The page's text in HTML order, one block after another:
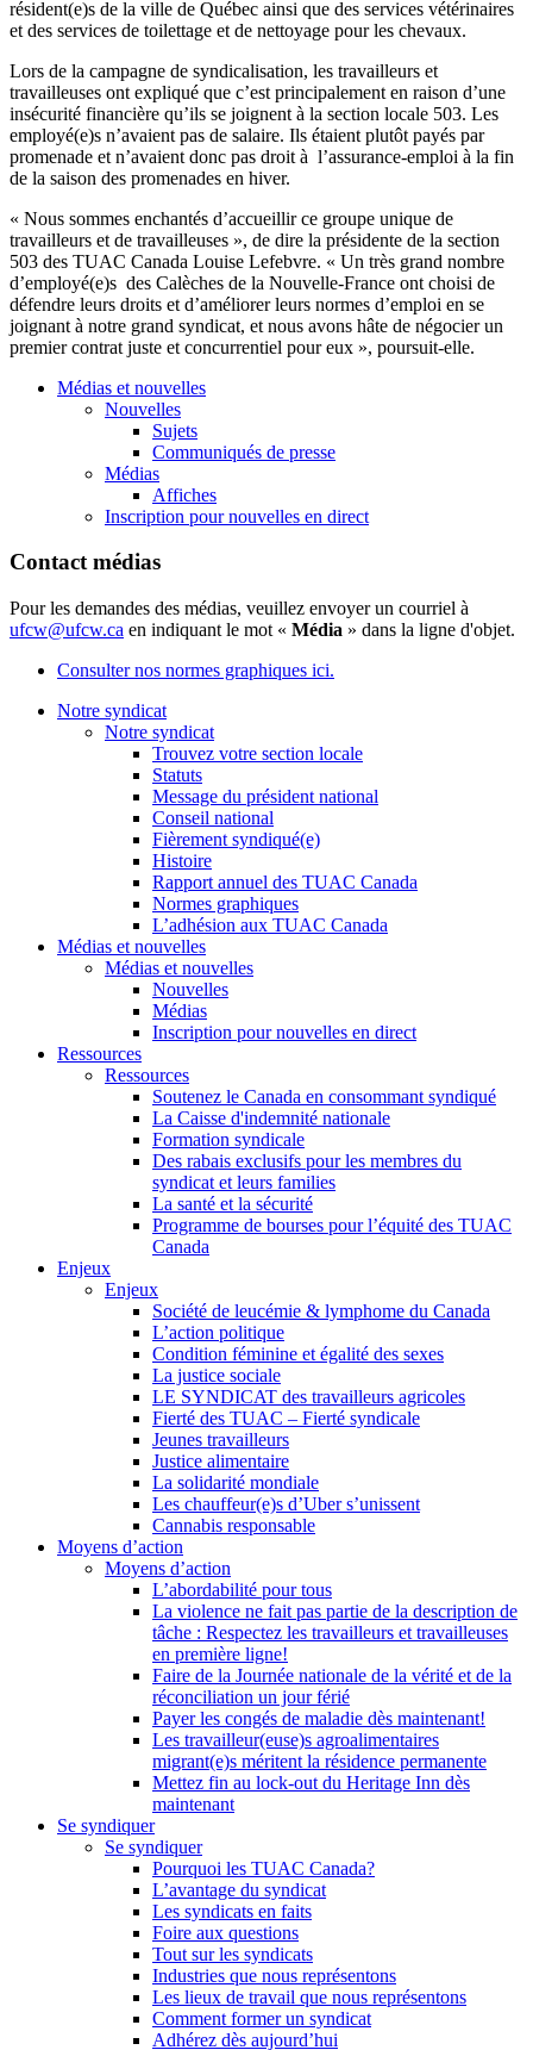
résident(e)s de la ville de Québec ainsi que des services vétérinaires
et des services de toilettage et de nettoyage pour les chevaux.
Lors de la campagne de syndicalisation, les travailleurs et
travailleuses ont expliqué que c’est principalement en raison d’une
insécurité financière qu’ils se joignent à la section locale 503. Les
employé(e)s n’avaient pas de salaire. Ils étaient plutôt payés par
promenade et n’avaient donc pas droit à l’assurance-emploi à la fin
de la saison des promenades en hiver.
« Nous sommes enchantés d’accueillir ce groupe unique de
travailleurs et de travailleuses », de dire la présidente de la section
503 des TUAC Canada Louise Lefebvre. « Un très grand nombre
d’employé(e)s des Calèches de la Nouvelle-France ont choisi de
défendre leurs droits et d’améliorer leurs normes d’emploi en se
joignant à notre grand syndicat, et nous avons hâte de négocierun
premiercontrat juste et concurrentiel poureux », poursuit-elle.
Médias et nouvelles
Nouvelles
Sujets
Communiqués de presse
Médias
Affiches
Inscription pour nouvelles en direct
Contact médias
Pour les demandes des médias, veuillez envoyer un courriel à
ufcw@ufcw.ca en indiquant le mot « Média » dans la ligne d'objet.
Consulter nos normes graphiques ici.
Notre syndicat
Notre syndicat
Trouvez votre section locale
Statuts
Message du président national
Conseil national
Fièrement syndiqué(e)
Histoire
Rapport annuel des TUAC Canada
Normes graphiques
L’adhésion aux TUAC Canada
Médias et nouvelles
Médias et nouvelles
Nouvelles
Médias
Inscription pour nouvelles en direct
Ressources
Ressources
Soutenez le Canada en consommant syndiqué
La Caisse d'indemnité nationale
Formation syndicale
Des rabais exclusifs pour les membres du
syndicat et leurs families
La santé et la sécurité
Programme de bourses pour l’équité des TUAC
Canada
Enjeux
Enjeux
Société de leucémie & lymphome du Canada
L’action politique
Condition féminine et égalité des sexes
La justice sociale
LE SYNDICAT des travailleurs agricoles
Fierté des TUAC – Fierté syndicale
Jeunes travailleurs
Justice alimentaire
La solidarité mondiale
Les chauffeur(e)s d’Uber s’unissent
Cannabis responsable
Moyens d’action
Moyens d’action
L’abordabilité pour tous
La violence ne fait pas partie de la description de
tâche : Respectez les travailleurs et travailleuses
en première ligne!
Faire de la Journée nationale de la vérité et de la
réconciliation un jour férié
Payer les congés de maladie dès maintenant!
Les travailleur(euse)s agroalimentaires
migrant(e)s méritent la résidence permanente
Mettez fin au lock-out du Heritage Inn dès
maintenant
Se syndiquer
Se syndiquer
Pourquoi les TUAC Canada?
L’avantage du syndicat
Les syndicats en faits
Foire aux questions
Tout sur les syndicats
Industries que nous représentons
Les lieux de travail que nous représentons
Comment former un syndicat
Adhérez dès aujourd’hui